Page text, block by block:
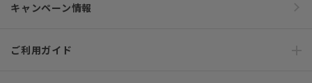
キャンペーン情報
ご利用ガイド